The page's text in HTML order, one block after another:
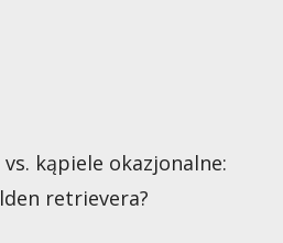
kąpiele okazjonalne:
retrievera?